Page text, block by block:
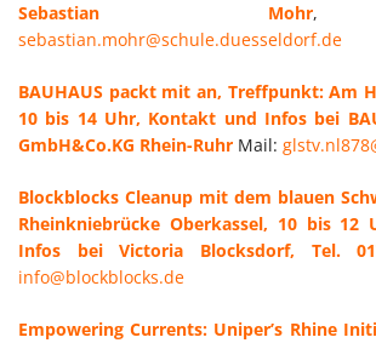
Sebastian Mohr,
sebastian.mohr@schule.duesseldorf.de
BAUHAUS packt mit an, Treffpunkt: Am
10 bis 14 Uhr, Kontakt und Infos bei
GmbH&Co.KG Rhein-Ruhr Mail:
Blockblocks Cleanup mit dem blauen
Rheinkniebrücke Oberkassel, 10 bis 12
Infos bei Victoria Blocksdorf, Tel.
info@blockblocks.de
Empowering Currents: Uniper’s Rhine